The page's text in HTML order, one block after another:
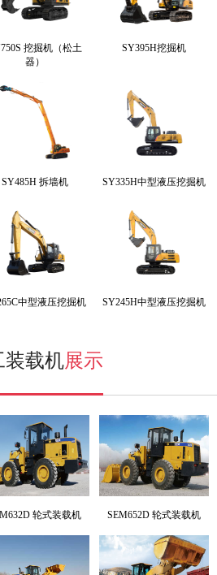
挖掘机（松土
器）
SY395H挖掘机
SY485H 拆墙机 SY335H中型液压挖掘机
中型液压挖掘机 SY245H中型液压挖掘机
装载机展示
轮式装载机 SEM652D 轮式装载机